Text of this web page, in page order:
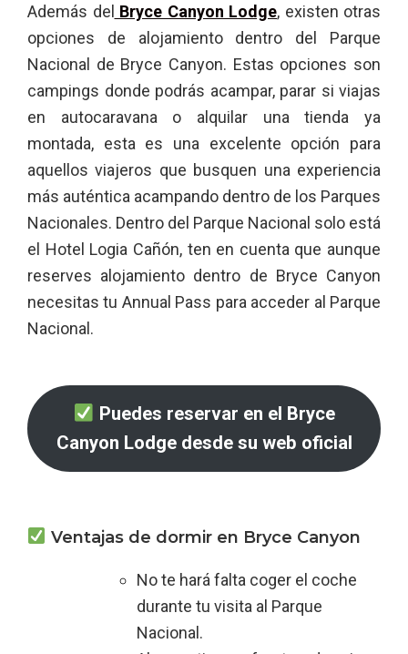
Además del Bryce Canyon Lodge, existen otras
opciones de alojamiento dentro del Parque
Nacional de Bryce Canyon. Estas opciones son
campings donde podrás acampar, parar si viajas
en autocaravana o alquilar una tienda ya
montada, esta es una excelente opción para
aquellos viajeros que busquen una experiencia
más auténtica acampando dentro de los Parques
Nacionales. Dentro del Parque Nacional solo está
el Hotel Logia Cañón, ten en cuenta que aunque
reserves alojamiento dentro de Bryce Canyon
necesitas tu Annual Pass para acceder al Parque
Nacional.
Puedes reservar en el Bryce
Canyon Lodge desde su web oficial
Ventajas de dormir en Bryce Canyon
No te hará falta coger el coche
durante tu visita al Parque
Nacional.